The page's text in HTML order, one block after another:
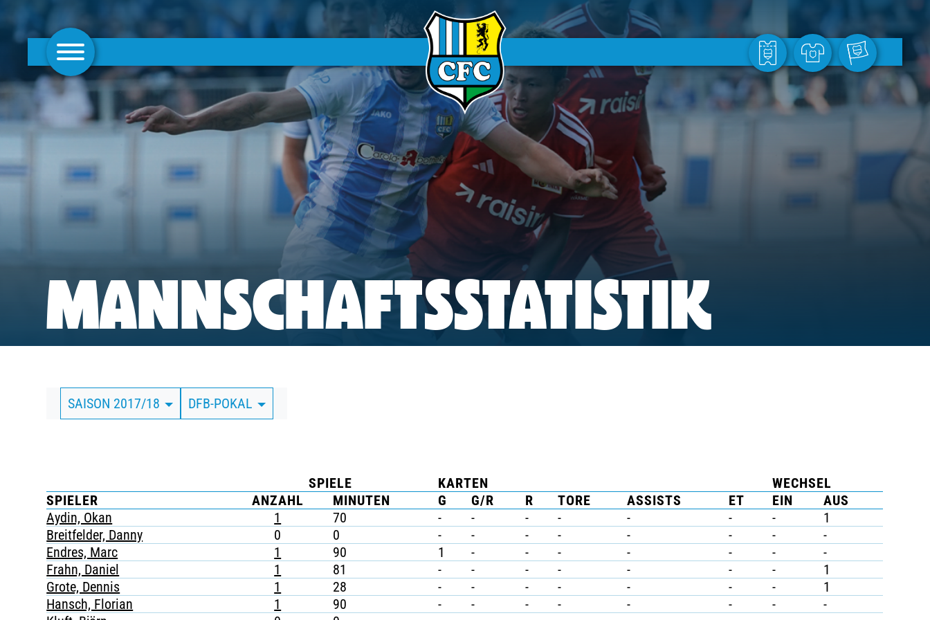
AKTUELLES
FRAUEN
CLUBMITGLIEDSCHAFT
BUSINESS
SÜDKURVE
TICKETING
MANNSCHAFTSSTATISTIK
SAISON 2017/18 DFB-POKAL
SPIELE KARTEN
WECHSEL
SPIELER
ANZAHL MINUTEN G G/R R TORE ASSISTS ET EIN
AUS
Aydin, Okan
1 70 - - - - - - -
1
Breitfelder, Danny
0 0 - - - - - - -
-
Endres, Marc
1 90 1 - - - - - -
-
Frahn, Daniel
1 81 - - - - - - -
1
Grote, Dennis
1 28 - - - - - - -
1
Hansch, Florian
1 90 - - - - - - -
-